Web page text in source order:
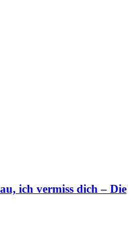
ich vermiss dich – Die